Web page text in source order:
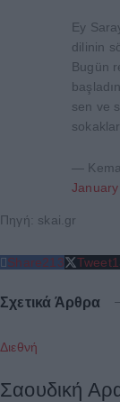
Ey
dilinin
Bugün
sen ve
—
Πηγή: skai.gr
Share213 Tweet
Σχετικά Άρθρα
Διεθνή
Σαουδική